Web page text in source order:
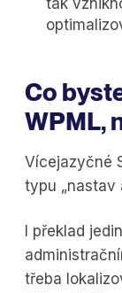
tak
Co
WPML,
Vícejazyčné
typu „nastav
I překlad
třeba